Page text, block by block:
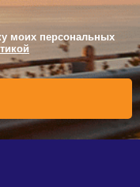
моих персональных